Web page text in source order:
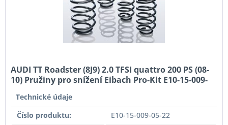
AUDI TT Roadster (8J9) 2.0 TFSI quattro 200 PS (08-
10) Pružiny pro snížení Eibach Pro-Kit E10-15-009-
Technické údaje
Číslo produktu:
E10-15-009-05-22